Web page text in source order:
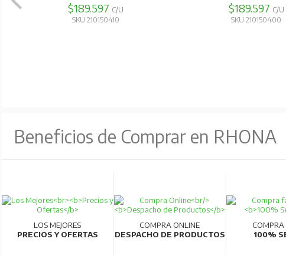
Alta calidad y eficiencia:
Producidos en líneas de
$189.597 C/U
SKU 210150410
$189.597 C/U
SKU 210150400
Beneficios de Comprar en RHONA
LOS MEJORES
PRECIOS Y OFERTAS
COMPRA ONLINE
DESPACHO DE PRODUCTOS
COMPRA
100%